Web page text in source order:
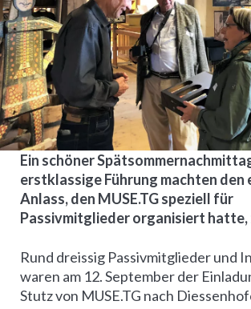
Ein schöner
erstklassige Führung machten den
Anlass, den MUSE.TG speziell für
Passivmitglieder organisiert hatte,
Rund dreissig Passivmitglieder und
waren am 12. September der
Stutz von MUSE.TG nach